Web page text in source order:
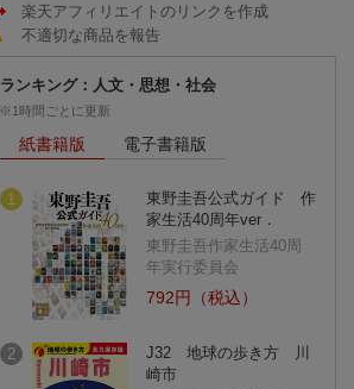
楽天アフィリエイトのリンクを作成
不適切な商品を報告
ランキング：人文・思想・社会
※1時間ごとに更新
紙書籍版 電子書籍版
1
東野圭吾公式ガイド 作
家生活40周年ver．
東野圭吾作家生活40周
年実行委員会
792円（税込）
2
J32 地球の歩き方 川
崎市